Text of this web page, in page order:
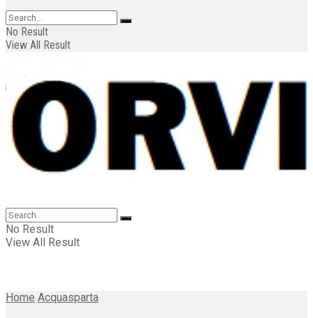
No Result
View All Result
No Result
View All Result
Home Acquasparta